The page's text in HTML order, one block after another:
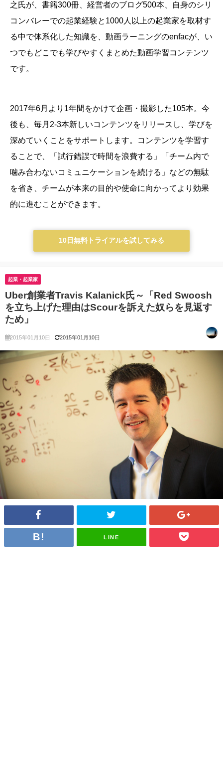
之氏が、書籍300冊、経営者のブログ500本、自身のシリ
コンバレーでの起業経験と1000人以上の起業家を取材す
る中で体系化した知識を、動画ラーニングのenfacが、い
つでもどこでも学びやすくまとめた動画学習コンテンツ
です。
2017年6月より1年間をかけて企画・撮影した105本。今
後も、毎月2-3本新しいコンテンツをリリースし、学びを
深めていくことをサポートします。
コンテンツを学習す
ることで、「試行錯誤で時間を浪費する」「チーム内で
噛み合わないコミュニケーションを続ける」などの無駄
を省き、チームが本来の目的や使命に向かってより効果
的に進むことができます。
10日無料トライアルを試してみる
起業・起業家
Uber創業者Travis Kalanick氏～「Red Swoosh
を立ち上げた理由はScourを訴えた奴らを見返す
ため」
2015年01月10日 2015年01月10日
LINE